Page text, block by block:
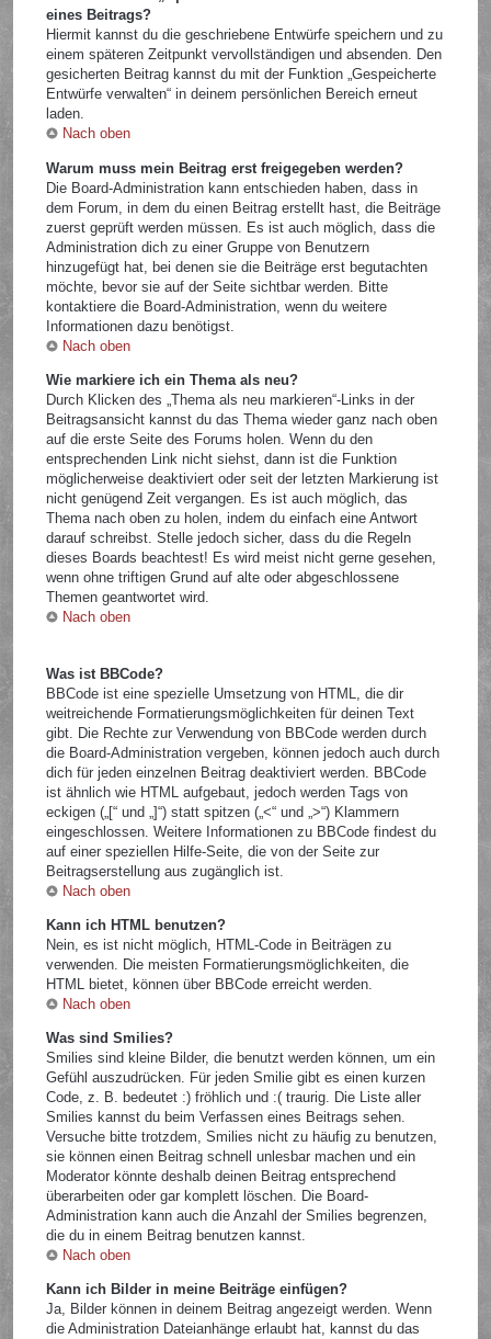
eines Beitrags?
Hiermit kannst du die geschriebene Entwürfe speichern und zu
einem späteren Zeitpunkt vervollständigen und absenden. Den
gesicherten Beitrag kannst du mit der Funktion „Gespeicherte
Entwürfe verwalten“ in deinem persönlichen Bereich erneut
laden.
Nach oben
Warum muss mein Beitrag erst freigegeben werden?
Die Board-Administration kann entschieden haben, dass in
dem Forum, in dem du einen Beitrag erstellt hast, die Beiträge
zuerst geprüft werden müssen. Es ist auch möglich, dass die
Administration dich zu einer Gruppe von Benutzern
hinzugefügt hat, bei denen sie die Beiträge erst begutachten
möchte, bevor sie auf der Seite sichtbar werden. Bitte
kontaktiere die Board-Administration, wenn du weitere
Informationen dazu benötigst.
Nach oben
Wie markiere ich ein Thema als neu?
Durch Klicken des „Thema als neu markieren“-Links in der
Beitragsansicht kannst du das Thema wieder ganz nach oben
auf die erste Seite des Forums holen. Wenn du den
entsprechenden Link nicht siehst, dann ist die Funktion
möglicherweise deaktiviert oder seit der letzten Markierung ist
nicht genügend Zeit vergangen. Es ist auch möglich, das
Thema nach oben zu holen, indem du einfach eine Antwort
darauf schreibst. Stelle jedoch sicher, dass du die Regeln
dieses Boards beachtest! Es wird meist nicht gerne gesehen,
wenn ohne triftigen Grund auf alte oder abgeschlossene
Themen geantwortet wird.
Nach oben
Was ist BBCode?
BBCode ist eine spezielle Umsetzung von HTML, die dir
weitreichende Formatierungsmöglichkeiten für deinen Text
gibt. Die Rechte zur Verwendung von BBCode werden durch
die Board-Administration vergeben, können jedoch auch durch
dich für jeden einzelnen Beitrag deaktiviert werden. BBCode
ist ähnlich wie HTML aufgebaut, jedoch werden Tags von
eckigen („[“ und „]“) statt spitzen („<“ und „>“) Klammern
eingeschlossen. Weitere Informationen zu BBCode findest du
auf einer speziellen Hilfe-Seite, die von der Seite zur
Beitragserstellung aus zugänglich ist.
Nach oben
Kann ich HTML benutzen?
Nein, es ist nicht möglich, HTML-Code in Beiträgen zu
verwenden. Die meisten Formatierungsmöglichkeiten, die
HTML bietet, können über BBCode erreicht werden.
Nach oben
Was sind Smilies?
Smilies sind kleine Bilder, die benutzt werden können, um ein
Gefühl auszudrücken. Für jeden Smilie gibt es einen kurzen
Code, z. B. bedeutet :) fröhlich und :( traurig. Die Liste aller
Smilies kannst du beim Verfassen eines Beitrags sehen.
Versuche bitte trotzdem, Smilies nicht zu häufig zu benutzen,
sie können einen Beitrag schnell unlesbar machen und ein
Moderator könnte deshalb deinen Beitrag entsprechend
überarbeiten oder gar komplett löschen. Die Board-
Administration kann auch die Anzahl der Smilies begrenzen,
die du in einem Beitrag benutzen kannst.
Nach oben
Kann ich Bilder in meine Beiträge einfügen?
Ja, Bilder können in deinem Beitrag angezeigt werden. Wenn
die Administration Dateianhänge erlaubt hat, kannst du das